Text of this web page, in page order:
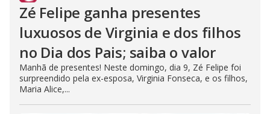
Zé Felipe ganha presentes
luxuosos de Virginia e dos filhos
no Dia dos Pais; saiba o valor
Manhã de presentes! Neste domingo, dia 9, Zé Felipe foi
surpreendido pela ex-esposa, Virginia Fonseca, e os filhos,
Maria Alice,...